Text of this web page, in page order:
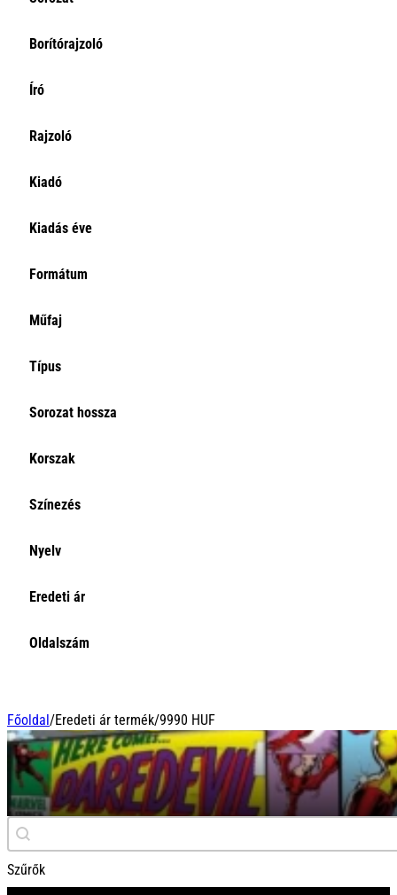
Borítórajzoló
Író
Rajzoló
Kiadó
Kiadás éve
Formátum
Műfaj
Típus
Sorozat hossza
Korszak
Színezés
Nyelv
Eredeti ár
Oldalszám
Főoldal /Eredeti ár termék/9990 HUF
9990 HUF
Keresés
Search content
Szűrők